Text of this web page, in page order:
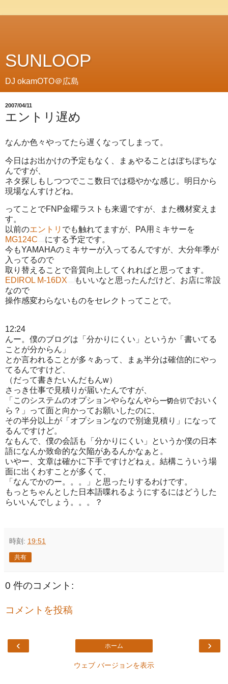
SUNLOOP
DJ okamOTO＠広島
2007/04/11
エントリ遅め
なんか色々やってたら遅くなってしまって。
今日はお出かけの予定もなく、まぁやることはぼちぼちな
んですが、
ネタ探しもしつつでここ数日では穏やかな感じ。明日から
現場なんすけどね。
ってことでFNP金曜ラストも来週ですが、また機材変えま
す。
以前のエントリ でも触れてますが、PA用ミキサーを
MG124C
にする予定です。
今もYAMAHAのミキサーが入ってるんですが、大分年季が
入ってるので
取り替えることで音質向上してくれればと思ってます。
EDIROL M-16DX
もいいなと思ったんだけど、お店に常設
なので
操作感変わらないものをセレクトってことで。
12:24
んー。僕のブログは「分かりにくい」というか「書いてる
ことが分からん」
とか言われることが多々あって、まぁ半分は確信的にやっ
てるんですけど、
（だって書きたいんだもんw）
さっき仕事で見積りが届いたんですが、
「このシステムのオプションやらなんやら一切合切 でおいく
ら？」って面と向かってお願いしたのに、
その半分以上が「オプションなので別途見積り」になって
るんですけど。
なもんで、僕の会話も「分かりにくい」というか僕の日本
語になんか致命的な欠陥があるんかなぁと。
いやー、文章は確かに下手ですけどねぇ。結構こういう場
面に出くわすことが多くて、
「なんでかのー。。。」と思ったりするわけです。
もっとちゃんとした日本語喋れるようにするにはどうした
らいいんでしょう。。。？
時刻: 19:51
共有
0 件のコメント:
コメントを投稿
‹ ›
ホーム
ウェブ バージョンを表示